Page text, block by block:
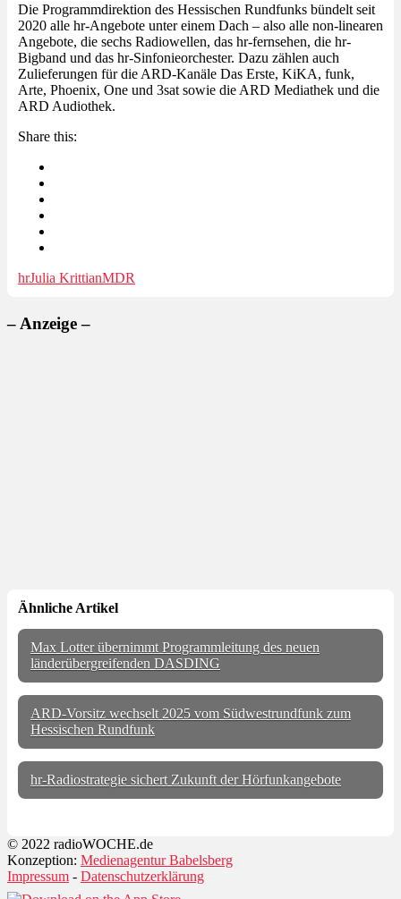
Die Programmdirektion des Hessischen Rundfunks bündelt seit
2020 alle hr-Angebote unter einem Dach – also alle non-linearen
Angebote, die sechs Radiowellen, das hr-fernsehen, die hr-
Bigband und das hr-Sinfonieorchester. Dazu zählen auch
Zulieferungen für die ARD-Kanäle Das Erste, KiKA, funk,
Arte, Phoenix, One und 3sat sowie die ARD Mediathek und die
ARD Audiothek.
Share this:
hrJulia KrittianMDR
– Anzeige –
Ähnliche Artikel
Max Lotter übernimmt Programmleitung des neuen
länderübergreifenden DASDING
ARD-Vorsitz wechselt 2025 vom Südwestrundfunk zum
Hessischen Rundfunk
hr-Radiostrategie sichert Zukunft der Hörfunkangebote
© 2022 radioWOCHE.de
Konzeption: Medienagentur Babelsberg
Impressum - Datenschutzerklärung